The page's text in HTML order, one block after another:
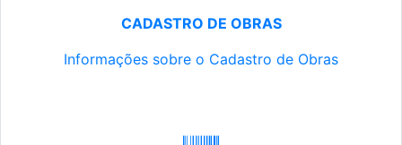
CADASTRO DE OBRAS
Informações sobre o Cadastro de Obras